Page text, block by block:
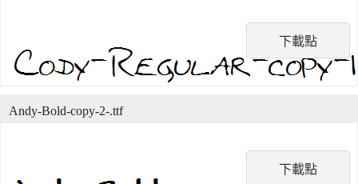
下載點
下載點
Andy-Bold-copy-2-.ttf